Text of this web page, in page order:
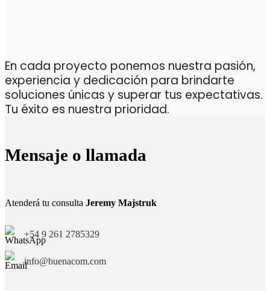
En cada proyecto ponemos nuestra pasión,
experiencia y dedicación para brindarte
soluciones únicas y superar tus expectativas.
Tu éxito es nuestra prioridad.
Mensaje o llamada
Atenderá tu consulta Jeremy Majstruk
+54 9 261 2785329
info@buenacom.com